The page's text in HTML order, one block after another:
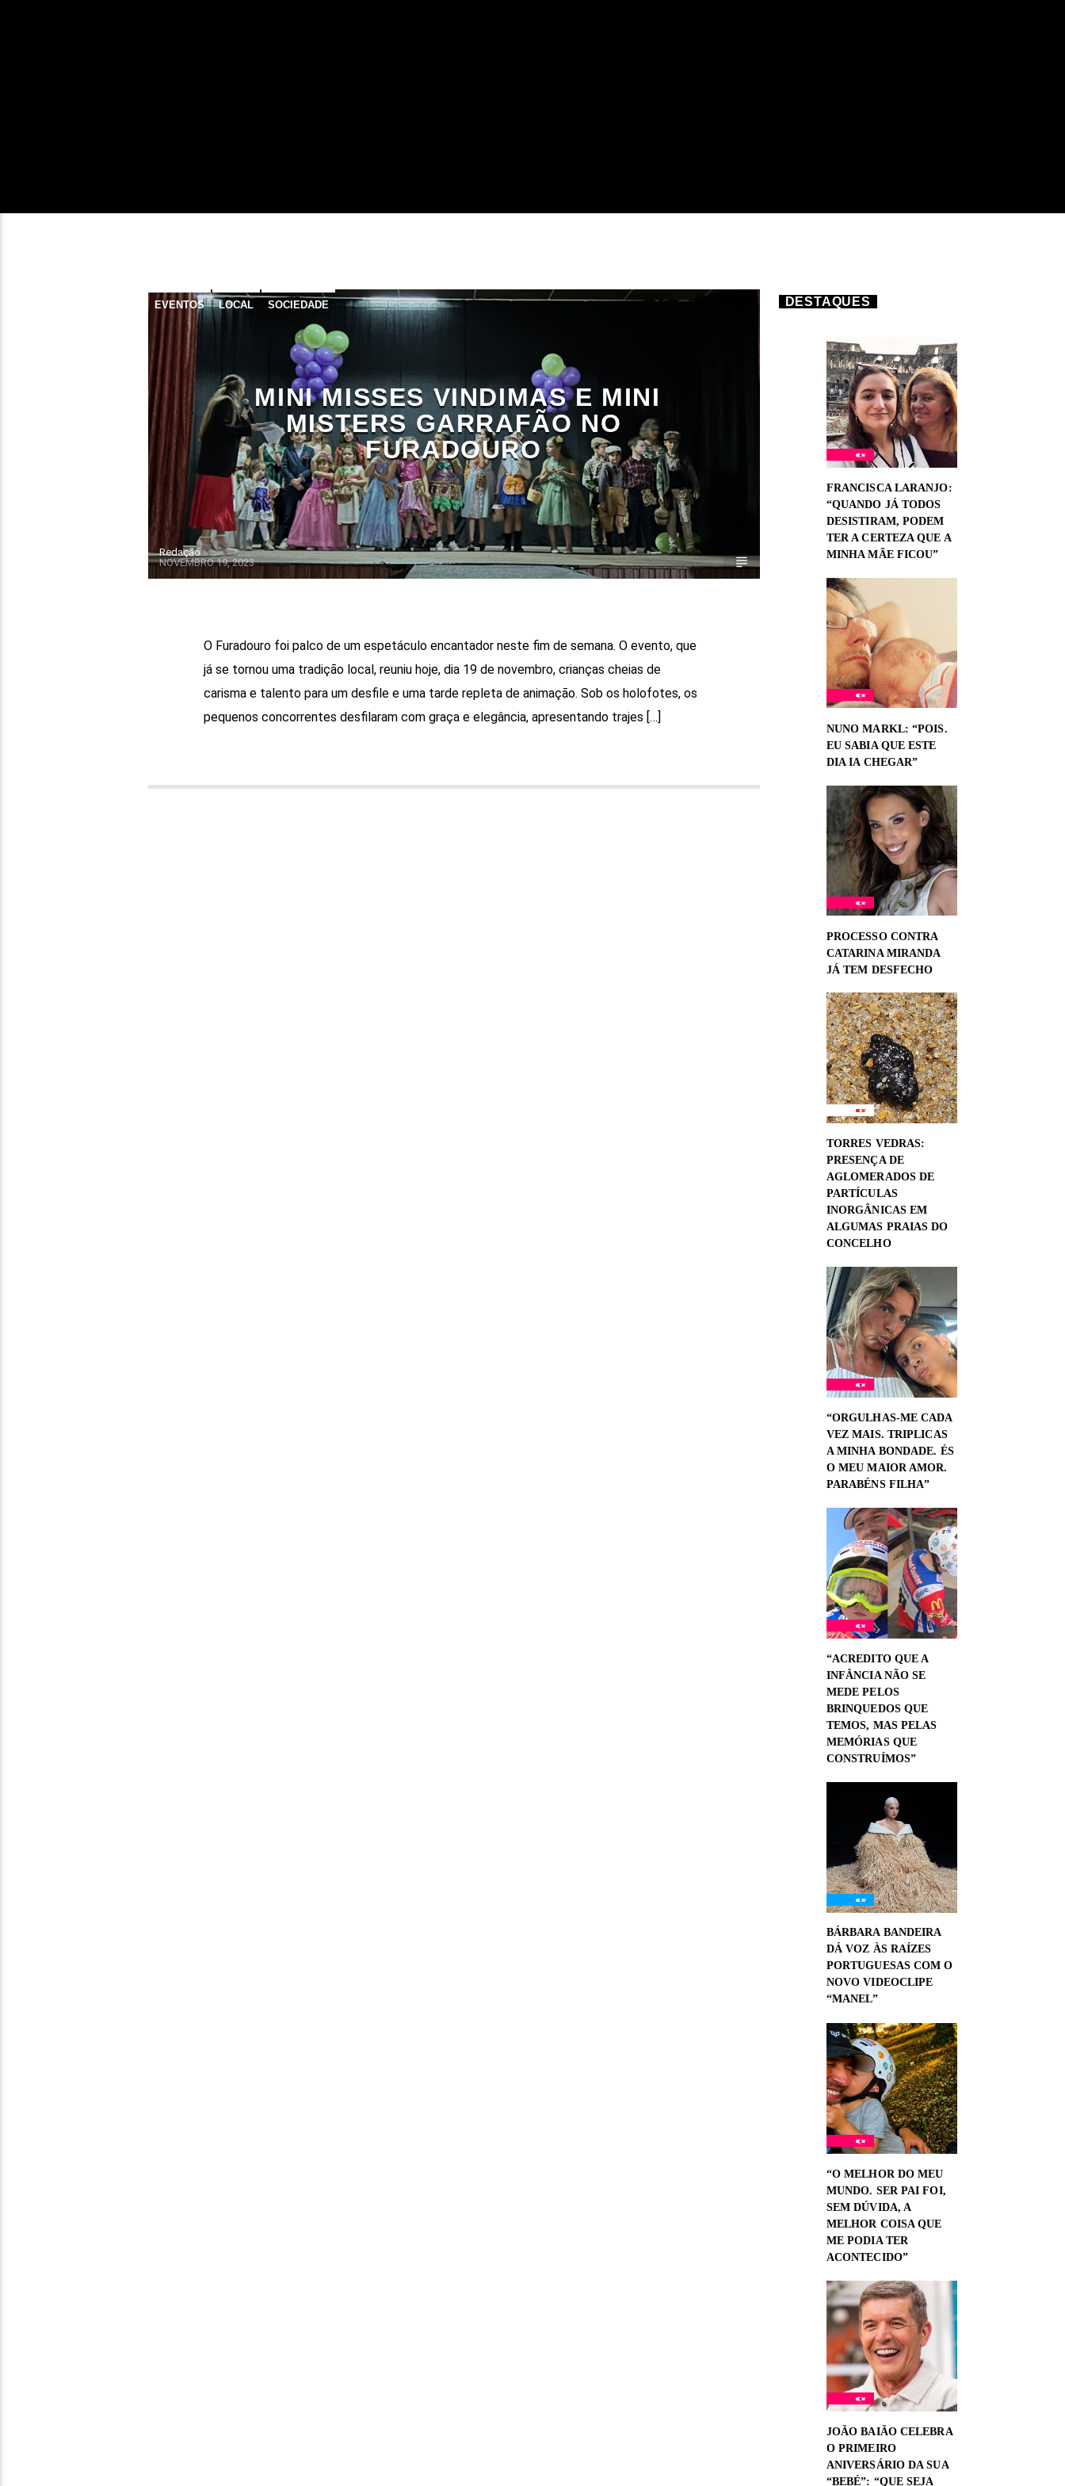
EVENTOS LOCAL SOCIEDADE
MINI MISSES VINDIMAS E MINI
MISTERS GARRAFÃO NO
FURADOURO
Redação
NOVEMBRO 19, 2023
O Furadouro foi palco de um espetáculo encantador neste fim de semana. O evento, que
já se tornou uma tradição local, reuniu hoje, dia 19 de novembro, crianças cheias de
carisma e talento para um desfile e uma tarde repleta de animação. Sob os holofotes, os
pequenos concorrentes desfilaram com graça e elegância, apresentando trajes […]
DESTAQUES
FRANCISCA LARANJO:
“QUANDO JÁ TODOS
DESISTIRAM, PODEM
TER A CERTEZA QUE A
MINHA MÃE FICOU”
NUNO MARKL: “POIS.
EU SABIA QUE ESTE
DIA IA CHEGAR”
PROCESSO CONTRA
CATARINA MIRANDA
JÁ TEM DESFECHO
TORRES VEDRAS:
PRESENÇA DE
AGLOMERADOS DE
PARTÍCULAS
INORGÂNICAS EM
ALGUMAS PRAIAS DO
CONCELHO
“ORGULHAS-ME CADA
VEZ MAIS. TRIPLICAS
A MINHA BONDADE. ÉS
O MEU MAIOR AMOR.
PARABÉNS FILHA”
“ACREDITO QUE A
INFÂNCIA NÃO SE
MEDE PELOS
BRINQUEDOS QUE
TEMOS, MAS PELAS
MEMÓRIAS QUE
CONSTRUÍMOS”
BÁRBARA BANDEIRA
DÁ VOZ ÀS RAÍZES
PORTUGUESAS COM O
NOVO VIDEOCLIPE
“MANEL”
“O MELHOR DO MEU
MUNDO. SER PAI FOI,
SEM DÚVIDA, A
MELHOR COISA QUE
ME PODIA TER
ACONTECIDO”
JOÃO BAIÃO CELEBRA
O PRIMEIRO
ANIVERSÁRIO DA SUA
“BEBÉ”: “QUE SEJA